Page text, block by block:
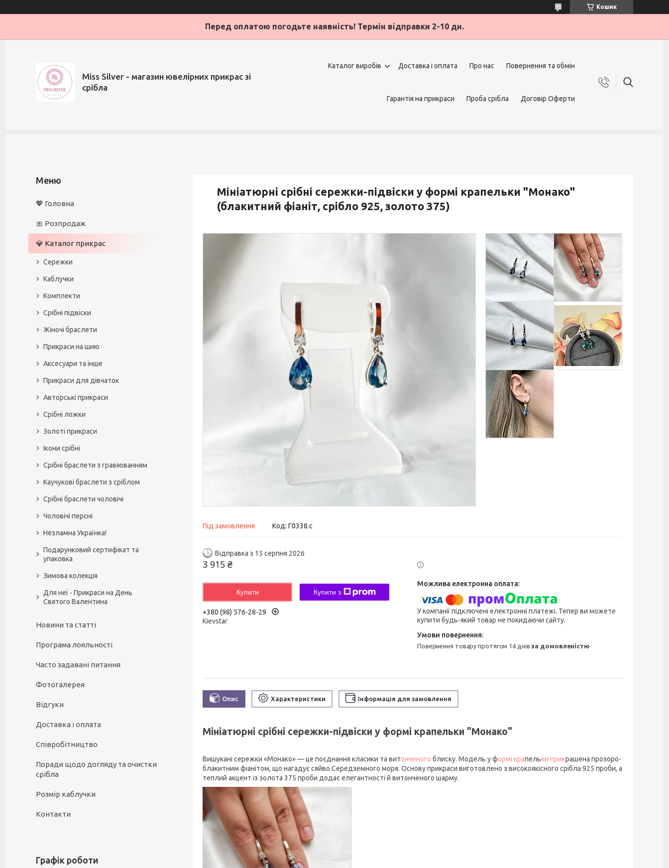
Кошик
Перед оплатою погодьте наявність! Термін відправки 2-10 дн.
Miss Silver - магазин ювелірних прикрас зі
срібла
Каталог виробів Доставка і оплата Про нас Повернення та обмін
Гарантія на прикраси Проба срібла Договір Оферти
Мініатюрні срібні сережки-підвіски у формі крапельки "Монако"
(блакитний фіаніт, срібло 925, золото 375)
Під замовлення Код: Г0338.с
Відправка з 15 серпня 2026
3 915 ₴
Купити Купити з
+380 (98) 576-28-29
Kievstar
У компанії підключені електронні платежі. Тепер ви можете
купити будь-який товар не покидаючи сайту.
повернення товару протягом 14 днівза домовленістю
Опис Характеристики Інформація для замовлення
Мініатюрні срібні сережки-підвіски у формі крапельки "Монако"
Вишукані сережки «Монако» — це поєднання класики та витонченого блиску. Модель у формі крапельки прикрашена прозоро-
блакитним фіанітом, що нагадує сяйво Середземного моря. Основу прикраси виготовлено з високоякісного срібла 925 проби, а
теплий акцент із золота 375 проби додає елегантності й витонченого шарму.
💖 Головна
🎀 Розпродаж
💎 Каталог прикрас
Сережки
Каблучки
Комплекти
Срібні підвіски
Жіночі браслети
Прикраси на шию
Аксесуари та інше
Прикраси для дівчаток
Авторські прикраси
Срібні ложки
Золоті прикраси
Ікони срібні
Срібні браслети з гравіюванням
Каучукові браслети з сріблом
Срібні браслети чоловічі
Чоловічі персні
Незламна Українка!
Подарунковий сертифікат та
упаковка
Зимова колекція
Для неї - Прикраси на День
Святого Валентина
Новини та статті
Програма лояльності
Часто задавані питання
Фотогалерея
Відгуки
Доставка і оплата
Співробітництво
Поради щодо догляду та очистки
срібла
Розмір каблучки
Контакти
Графік роботи